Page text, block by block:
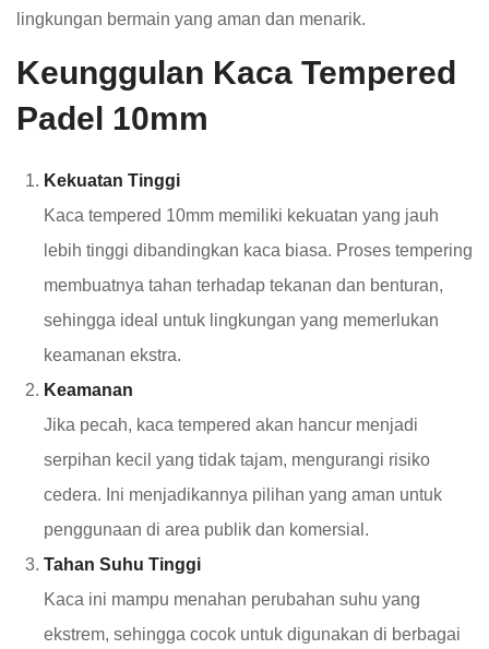
lingkungan bermain yang aman dan menarik.
Keunggulan Kaca Tempered
Padel 10mm
Kekuatan Tinggi
Kaca tempered 10mm memiliki kekuatan yang jauh
lebih tinggi dibandingkan kaca biasa. Proses tempering
membuatnya tahan terhadap tekanan dan benturan,
sehingga ideal untuk lingkungan yang memerlukan
keamanan ekstra.
Keamanan
Jika pecah, kaca tempered akan hancur menjadi
serpihan kecil yang tidak tajam, mengurangi risiko
cedera. Ini menjadikannya pilihan yang aman untuk
penggunaan di area publik dan komersial.
Tahan Suhu Tinggi
Kaca ini mampu menahan perubahan suhu yang
ekstrem, sehingga cocok untuk digunakan di berbagai